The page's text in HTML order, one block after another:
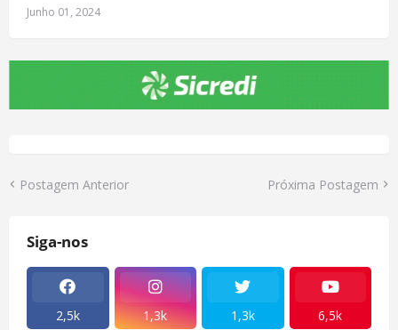
Junho 01, 2024
Postagem Anterior Próxima Postagem
Siga-nos
2,5k 1,3k 1,3k 6,5k